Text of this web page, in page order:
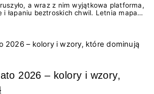
a wraz z nim wyjątkowa platforma,
i łapaniu beztroskich chwil. Letnia mapa
– od spontanicznych wyjazdów, przez
jest eksplorowanie i kolekcjonowanie
tej okazji przygotowaliśmy coś absolutnie
z wakacje.pl oraz dawkę
w...
2026 – kolory i wzory,